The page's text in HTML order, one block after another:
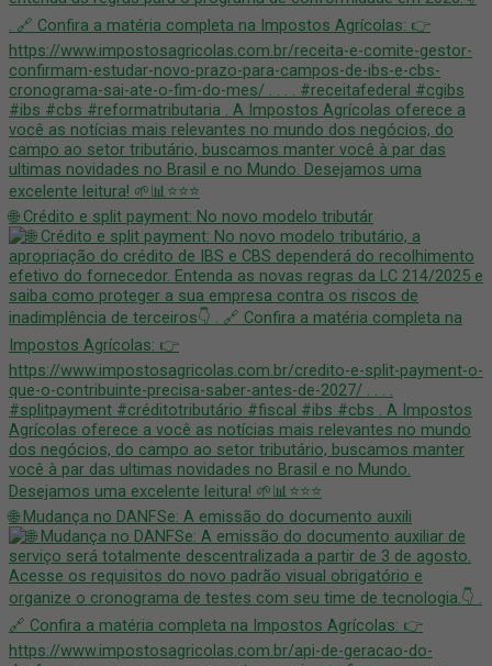
🌐 Crédito e split payment: No novo modelo tributár
🌐 Mudança no DANFSe: A emissão do documento auxili